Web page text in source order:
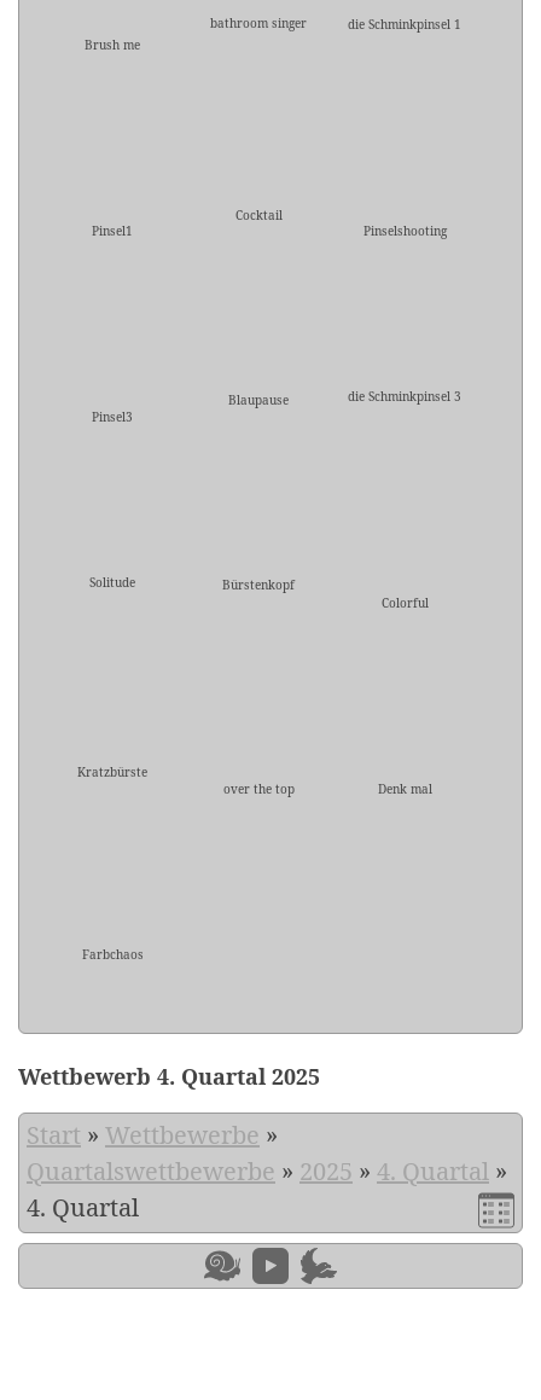
Brush me
bathroom singer die Schminkpinsel 1
Pinsel1
Cocktail
Pinselshooting
Pinsel3
Blaupause die Schminkpinsel 3
Solitude
Bürstenkopf
Colorful
Kratzbürste
over the top
Denk mal
Farbchaos
Wettbewerb 4. Quartal 2025
Start » Wettbewerbe »
Quartalswettbewerbe » 2025 » 4. Quartal »
4. Quartal